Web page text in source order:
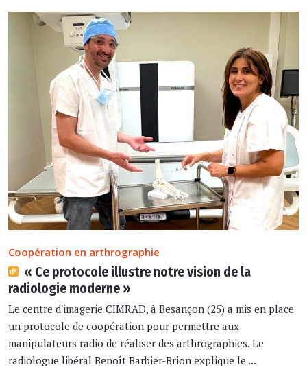
Coopération en arthrographie
« Ce protocole illustre notre vision de la
radiologie moderne »
Le centre d'imagerie CIMRAD, à Besançon (25) a mis en place
un protocole de coopération pour permettre aux
manipulateurs radio de réaliser des arthrographies. Le
radiologue libéral Benoît Barbier-Brion explique le ...